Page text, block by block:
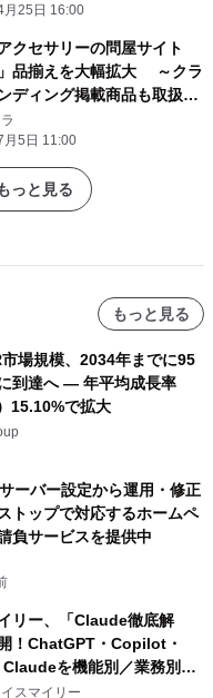
月25日 16:00
アクセサリーの問屋サイト
品揃えを大幅拡大 ～クラ
ディング掲載商品も取扱い
月5日 11:00
っと見る
もっと見る
市場規模、2034年までに95
到達へ ― 年平均成長率
15.10%で拡大
ーバー設定から運用・修正
トップで対応するホームペ
負サービスを提供中
リー、「Claude徹底解
！ChatGPT・Copilot・
を機能別／業務別に
に合う生成AIの選び方がわ
スマイリー